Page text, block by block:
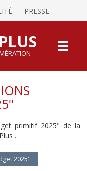
PRESSE
PLUS
primitif 2025" de la
..
2025"